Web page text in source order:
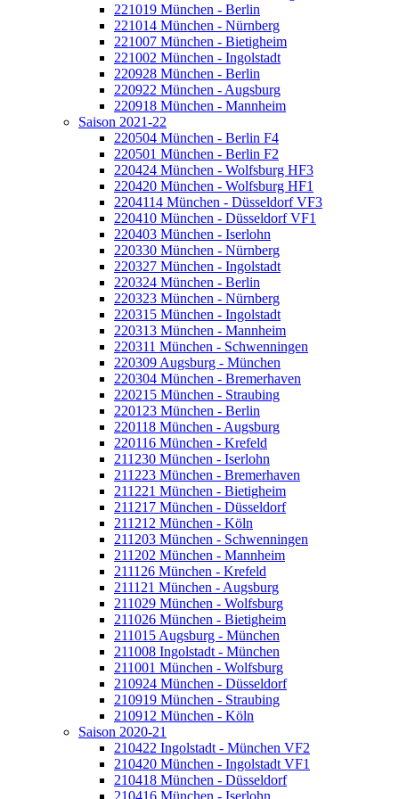
221019 München - Berlin
221014 München - Nürnberg
221007 München - Bietigheim
221002 München - Ingolstadt
220928 München - Berlin
220922 München - Augsburg
220918 München - Mannheim
Saison 2021-22
220504 München - Berlin F4
220501 München - Berlin F2
220424 München - Wolfsburg HF3
220420 München - Wolfsburg HF1
2204114 München - Düsseldorf VF3
220410 München - Düsseldorf VF1
220403 München - Iserlohn
220330 München - Nürnberg
220327 München - Ingolstadt
220324 München - Berlin
220323 München - Nürnberg
220315 München - Ingolstadt
220313 München - Mannheim
220311 München - Schwenningen
220309 Augsburg - München
220304 München - Bremerhaven
220215 München - Straubing
220123 München - Berlin
220118 München - Augsburg
220116 München - Krefeld
211230 München - Iserlohn
211223 München - Bremerhaven
211221 München - Bietigheim
211217 München - Düsseldorf
211212 München - Köln
211203 München - Schwenningen
211202 München - Mannheim
211126 München - Krefeld
211121 München - Augsburg
211029 München - Wolfsburg
211026 München - Bietigheim
211015 Augsburg - München
211008 Ingolstadt - München
211001 München - Wolfsburg
210924 München - Düsseldorf
210919 München - Straubing
210912 München - Köln
Saison 2020-21
210422 Ingolstadt - München VF2
210420 München - Ingolstadt VF1
210418 München - Düsseldorf
210416 München - Iserlohn